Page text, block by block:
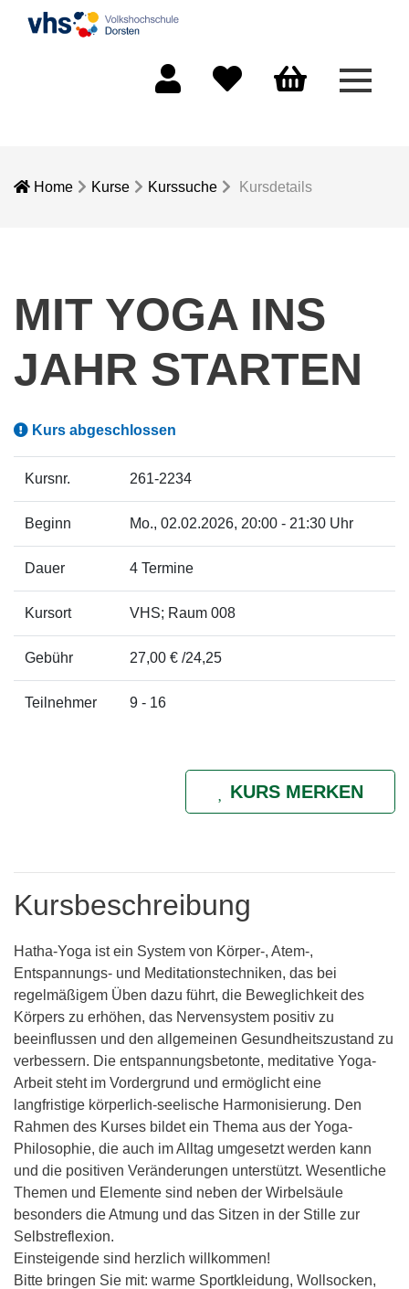
Menü
Home Kurse Kurssuche Kursdetails
MIT YOGA INS
JAHR STARTEN
Kurs abgeschlossen
Kursnr. 261-2234
Beginn Mo., 02.02.2026, 20:00 - 21:30 Uhr
Dauer 4 Termine
Kursort VHS; Raum 008
Gebühr 27,00 € /24,25
Teilnehmer 9 - 16
KURS MERKEN
Kursbeschreibung
Hatha-Yoga ist ein System von Körper-, Atem-,
Entspannungs- und Meditationstechniken, das bei
regelmäßigem Üben dazu führt, die Beweglichkeit des
Körpers zu erhöhen, das Nervensystem positiv zu
beeinflussen und den allgemeinen Gesundheitszustand zu
verbessern. Die entspannungsbetonte, meditative Yoga-
Arbeit steht im Vordergrund und ermöglicht eine
langfristige körperlich-seelische Harmonisierung. Den
Rahmen des Kurses bildet ein Thema aus der Yoga-
Philosophie, die auch im Alltag umgesetzt werden kann
und die positiven Veränderungen unterstützt. Wesentliche
Themen und Elemente sind neben der Wirbelsäule
besonders die Atmung und das Sitzen in der Stille zur
Selbstreflexion.
Einsteigende sind herzlich willkommen!
Bitte bringen Sie mit: warme Sportkleidung, Wollsocken,